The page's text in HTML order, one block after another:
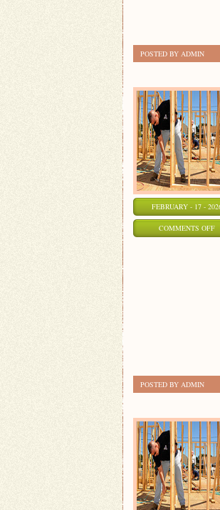
POSTED BY ADMIN
FEBRUARY - 17 -
COMMENTS OFFON
POSTED BY ADMIN